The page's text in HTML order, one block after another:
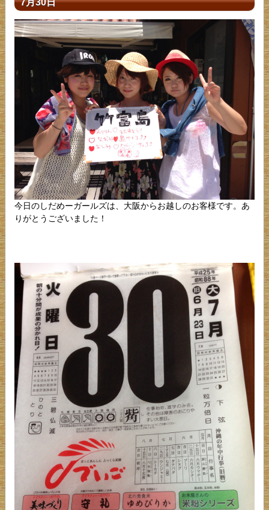
7月30日
今日のしだめーガールズは、大阪からお越しのお客様です。あ
りがとうございました！